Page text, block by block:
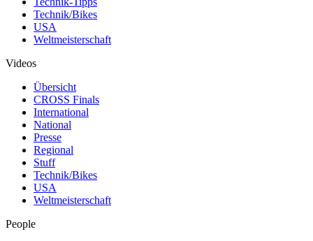
Technik/Bikes
USA
Weltmeisterschaft
Videos
Übersicht
CROSS Finals
International
National
Presse
Regional
Stuff
Technik/Bikes
USA
Weltmeisterschaft
People